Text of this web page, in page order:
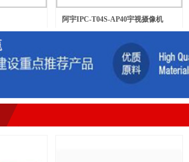
阿宇IPC-T04S-AP40宇视摄像机